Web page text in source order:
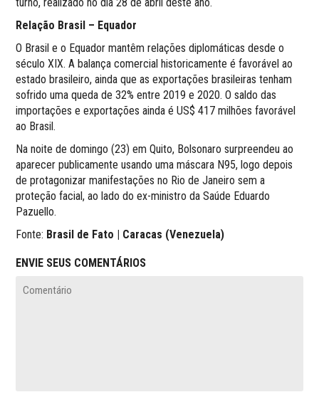
Relação Brasil – Equador
O Brasil e o Equador mantêm relações diplomáticas desde o
século XIX. A balança comercial historicamente é favorável ao
estado brasileiro, ainda que as exportações brasileiras tenham
sofrido uma queda de 32% entre 2019 e 2020. O saldo das
importações e exportações ainda é US$ 417 milhões favorável
ao Brasil.
Na noite de domingo (23) em Quito, Bolsonaro surpreendeu ao
aparecer publicamente usando uma máscara N95, logo depois
de protagonizar manifestações no Rio de Janeiro sem a
proteção facial, ao lado do ex-ministro da Saúde Eduardo
Pazuello.
Fonte: Brasil de Fato | Caracas (Venezuela)
ENVIE SEUS COMENTÁRIOS